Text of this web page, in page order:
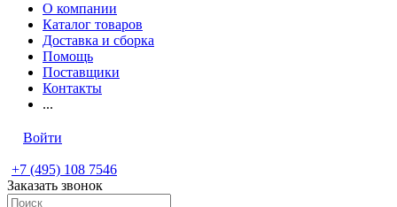
О компании
Каталог товаров
Доставка и сборка
Помощь
Поставщики
Контакты
...
Войти
+7 (495) 108 7546
Заказать звонок